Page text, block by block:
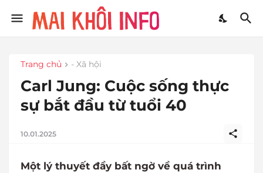
Trang chủ - Xã hội
Carl Jung: Cuộc sống thực
sự bắt đầu từ tuổi 40
10.01.2025
Một lý thuyết đầy bất ngờ về quá trình